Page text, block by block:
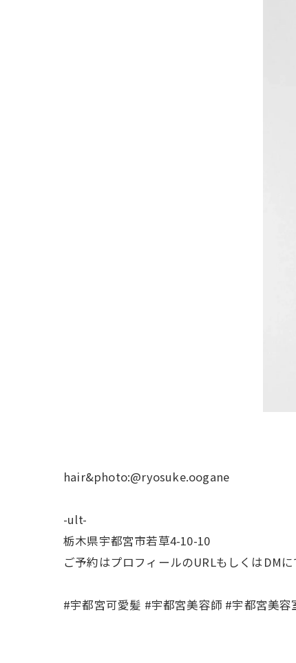
hair&photo:@ryosuke.oogane
-ult-
栃木県宇都宮市若草4-10-10
ご予約はプロフィールのURLもしくはDM
#宇都宮可愛髪 #宇都宮美容師 #宇都宮美